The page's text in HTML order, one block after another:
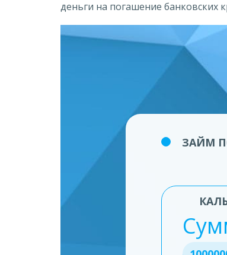
деньги на погашение банковских
ЗАЙМ